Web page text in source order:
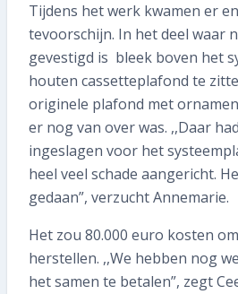
Tijdens het werk kwamen er
tevoorschijn. In het deel waar
gevestigd is bleek boven het
houten cassetteplafond te
originele plafond met
er nog van over was. ,,Daar
ingeslagen voor het
heel veel schade aangericht.
gedaan”, verzucht Annemarie.
Het zou 80.000 euro kosten
herstellen. ,,We hebben nog
het samen te betalen”, zegt